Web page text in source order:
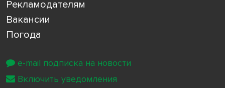
Рекламодателям
Вакансии
Погода
e-mail подписка на новости
Включить уведомления